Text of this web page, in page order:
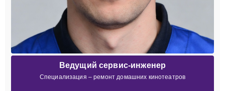
Ведущий сервис-инженер
Специализация – ремонт домашних кинотеатров